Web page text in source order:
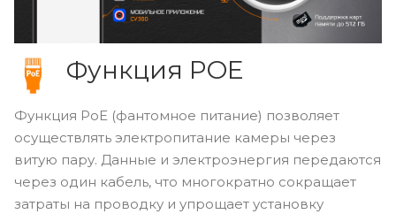
Функция POE
Функция PoE (фантомное питание) позволяет
осуществлять электропитание камеры через
витую пару. Данные и электроэнергия передаются
через один кабель, что многократно сокращает
затраты на проводку и упрощает установку